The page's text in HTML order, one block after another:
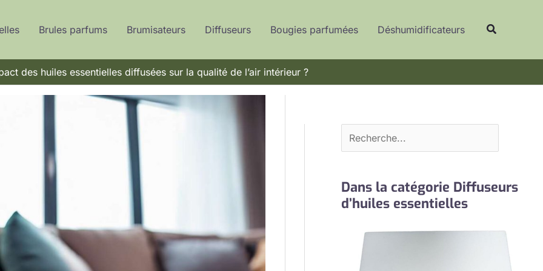
Brules parfums Brumisateurs Diffuseurs Bougies parfumées Déshumidificateurs
des huiles essentielles diffusées sur la qualité de l’air intérieur ?
e
e
c
r
Dans la catégorie Diffuseurs
d’huiles essentielles